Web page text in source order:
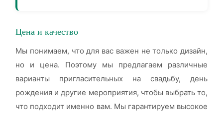
Цена и качество
Мы понимаем, что для вас важен не только дизайн,
но и цена. Поэтому мы предлагаем различные
варианты пригласительных на свадьбу, день
рождения и другие мероприятия, чтобы выбрать то,
что подходит именно вам. Мы гарантируем высокое